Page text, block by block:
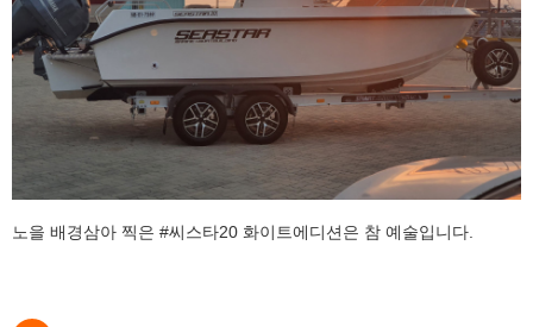
노을 배경삼아 찍은 #씨스타20 화이트에디션은 참 예술입니다.